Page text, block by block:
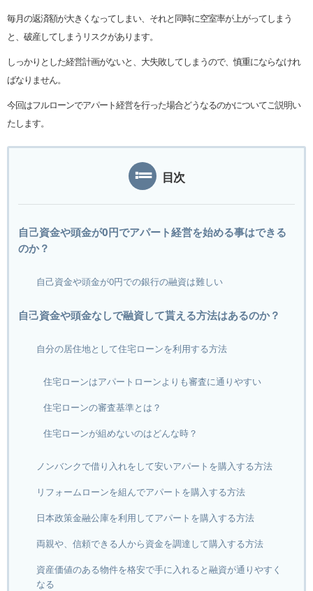
毎月の返済額が大きくなってしまい、それと同時に空室率が上がってしまう
と、破産してしまうリスクがあります。
しっかりとした経営計画がないと、大失敗してしまうので、慎重にならなけれ
ばなりません。
今回はフルローンでアパート経営を行った場合どうなるのかについてご説明い
たします。
目次
自己資金や頭金が0円でアパート経営を始める事はできる
のか？
自己資金や頭金が0円での銀行の融資は難しい
自己資金や頭金なしで融資して貰える方法はあるのか？
自分の居住地として住宅ローンを利用する方法
住宅ローンはアパートローンよりも審査に通りやすい
住宅ローンの審査基準とは？
住宅ローンが組めないのはどんな時？
ノンバンクで借り入れをして安いアパートを購入する方法
リフォームローンを組んでアパートを購入する方法
日本政策金融公庫を利用してアパートを購入する方法
両親や、信頼できる人から資金を調達して購入する方法
資産価値のある物件を格安で手に入れると融資が通りやすく
なる